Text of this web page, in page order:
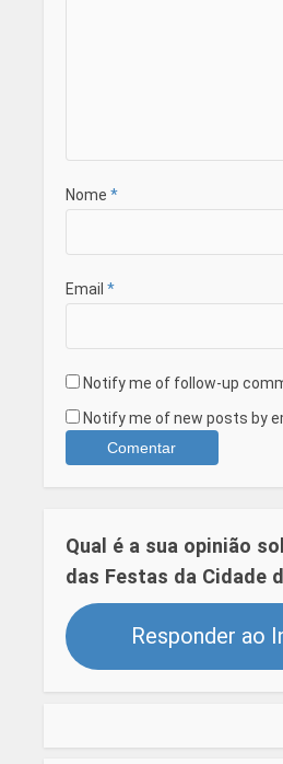
Nome *
Email *
Notify me of follow-up
Notify me of new posts by
Qual é a sua opinião
das Festas da Cidade
Responder ao